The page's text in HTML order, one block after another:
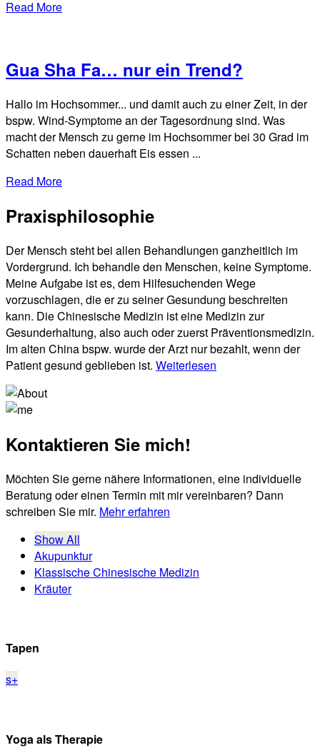
Read More
Gua Sha Fa… nur ein Trend?
Hallo im Hochsommer... und damit auch zu einer Zeit, in der
bspw. Wind-Symptome an der Tagesordnung sind. Was
macht der Mensch zu gerne im Hochsommer bei 30 Grad im
Schatten neben dauerhaft Eis essen ...
Read More
Praxisphilosophie
Der Mensch steht bei allen Behandlungen ganzheitlich im
Vordergrund. Ich behandle den Menschen, keine Symptome.
Meine Aufgabe ist es, dem Hilfesuchenden Wege
vorzuschlagen, die er zu seiner Gesundung beschreiten
kann. Die Chinesische Medizin ist eine Medizin zur
Gesunderhaltung, also auch oder zuerst Präventionsmedizin.
Im alten China bspw. wurde der Arzt nur bezahlt, wenn der
Patient gesund geblieben ist. Weiterlesen
Kontaktieren Sie mich!
Möchten Sie gerne nähere Informationen, eine individuelle
Beratung oder einen Termin mit mir vereinbaren? Dann
schreiben Sie mir. Mehr erfahren
Show All
Akupunktur
Klassische Chinesische Medizin
Kräuter
Tapen
s+
Yoga als Therapie